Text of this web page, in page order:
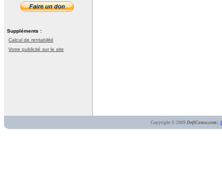
Suppléments :
Calcul de rentabilité
Votre publicité sur le site
Copyright © 2009 DefiConso.com|